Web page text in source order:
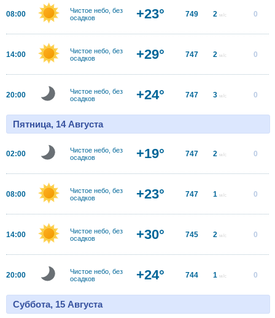
08:00
Чистое небо, без
осадков
+23° 749 2 м/с 0
14:00
Чистое небо, без
осадков
+29° 747 2 м/с 0
20:00
Чистое небо, без
осадков
+24° 747 3 м/с 0
Пятница, 14 Августа
02:00
Чистое небо, без
осадков
+19° 747 2 м/с 0
08:00
Чистое небо, без
осадков
+23° 747 1 м/с 0
14:00
Чистое небо, без
осадков
+30° 745 2 м/с 0
20:00
Чистое небо, без
осадков
+24° 744 1 м/с 0
Суббота, 15 Августа